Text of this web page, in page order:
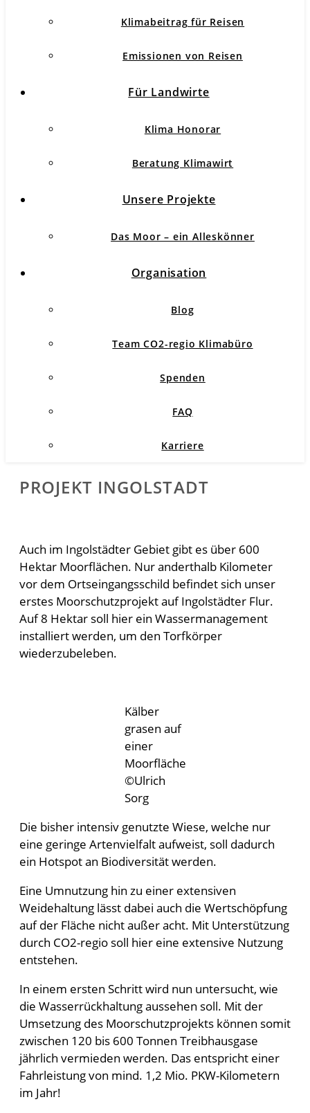
Klimabeitrag für Reisen
Emissionen von Reisen
Für Landwirte
Klima Honorar
Beratung Klimawirt
Unsere Projekte
Das Moor – ein Alleskönner
Organisation
Blog
Team CO2-regio Klimabüro
Spenden
FAQ
Karriere
PROJEKT INGOLSTADT
Auch im Ingolstädter Gebiet gibt es über 600
Hektar Moorflächen. Nur anderthalb Kilometer
vor dem Ortseingangsschild befindet sich unser
erstes Moorschutzprojekt auf Ingolstädter Flur.
Auf 8 Hektar soll hier ein Wassermanagement
installiert werden, um den Torfkörper
wiederzubeleben.
Kälber
grasen auf
einer
Moorfläche
©Ulrich
Sorg
Die bisher intensiv genutzte Wiese, welche nur
eine geringe Artenvielfalt aufweist, soll dadurch
ein Hotspot an Biodiversität werden.
Eine Umnutzung hin zu einer extensiven
Weidehaltung lässt dabei auch die Wertschöpfung
auf der Fläche nicht außer acht. Mit Unterstützung
durch CO2-regio soll hier eine extensive Nutzung
entstehen.
In einem ersten Schritt wird nun untersucht, wie
die Wasserrückhaltung aussehen soll. Mit der
Umsetzung des Moorschutzprojekts können somit
zwischen 120 bis 600 Tonnen Treibhausgase
jährlich vermieden werden. Das entspricht einer
Fahrleistung von mind. 1,2 Mio. PKW-Kilometern
im Jahr!